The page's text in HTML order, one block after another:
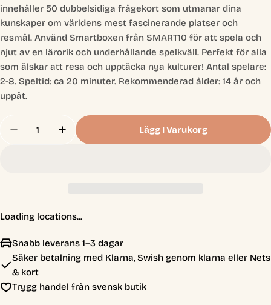
innehåller 50 dubbelsidiga frågekort som utmanar dina
kunskaper om världens mest fascinerande platser och
resmål. Använd Smartboxen från SMART10 för att spela och
njut av en lärorik och underhållande spelkväll. Perfekt för alla
som älskar att resa och upptäcka nya kulturer! Antal spelare:
2-8. Speltid: ca 20 minuter. Rekommenderad ålder: 14 år och
uppåt.
Minska Antal För Smart10 - Resor
Öka Antal För Smart10 - Resor
Lägg I Varukorg
Loading locations...
Snabb leverans 1–3 dagar
Säker betalning med Klarna, Swish genom klarna eller Nets
& kort
Trygg handel från svensk butik